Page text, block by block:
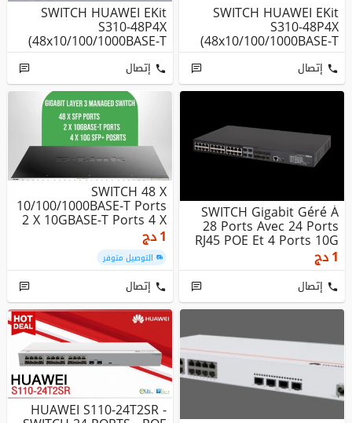
SWITCH HUAWEI EKit
S310-48P4X
(48x10/100/1000BASE-T
Ports(380W PoE+), ...
إتصال
SWITCH HUAWEI EKit
S310-48P4X
(48x10/100/1000BASE-T
Ports(380W PoE+), ...
إتصال
SWITCH Gigabit Géré À
28 Ports Avec 24 Ports
RJ45 POE Et 4 Ports 10G
S...
1دج
إتصال
SWITCH 48 X
10/100/1000BASE-T Ports
2 X 10GBASE-T Ports 4 X
10G SFP+ P...
1دج
التوصيل متوفر
إتصال
HUAWEI S110-24T2SR -